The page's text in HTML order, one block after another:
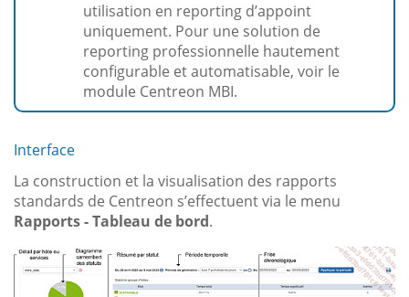
utilisation en reporting d’appoint
uniquement. Pour une solution de
reporting professionnelle hautement
configurable et automatisable, voir le
module Centreon MBI.
Interface
La construction et la visualisation des rapports
standards de Centreon s’effectuent via le menu
Rapports - Tableau de bord.